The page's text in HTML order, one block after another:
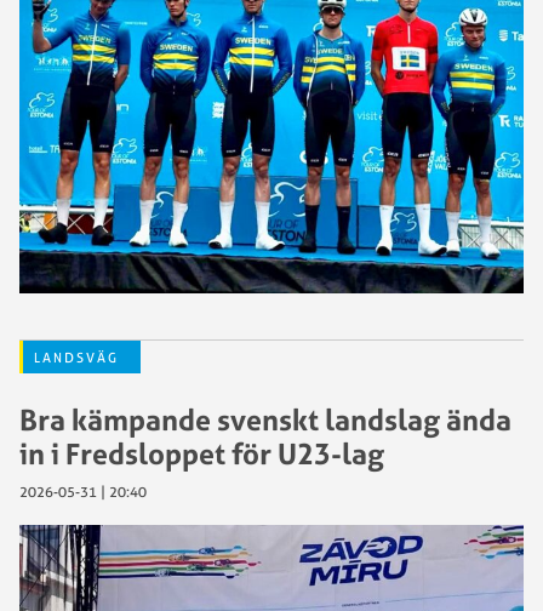
LANDSVÄG
Bra kämpande svenskt landslag ända
in i Fredsloppet för U23-lag
2026-05-31 | 20:40